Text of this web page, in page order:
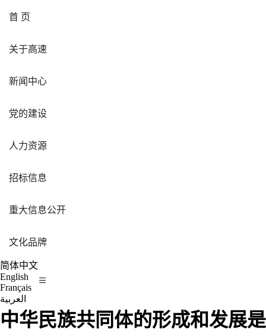
首 页
关于高速
新闻中心
党的建设
人力资源
招标信息
重大信息公开
文化品牌
简体中文
English
Français
العربية
中华民族共同体的形成和发展是